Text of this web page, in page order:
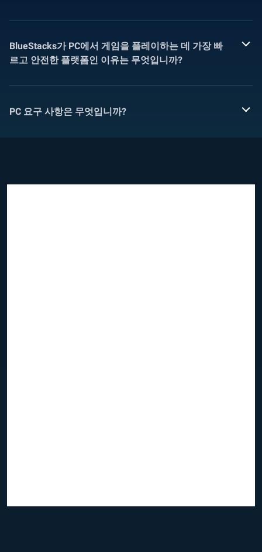
BlueStacks가 PC에서 게임을 플레이하는 데 가장 빠
르고 안전한 플랫폼인 이유는 무엇입니까?
PC 요구 사항은 무엇입니까?